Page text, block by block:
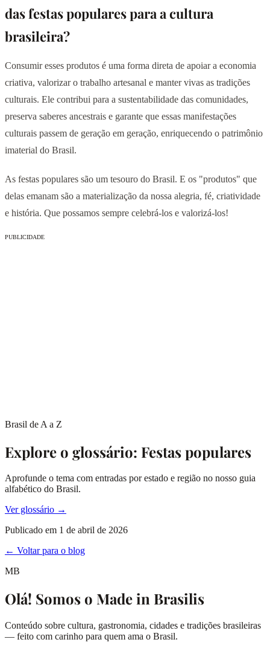
das festas populares para a cultura
brasileira?
Consumir esses produtos é uma forma direta de apoiar a economia
criativa, valorizar o trabalho artesanal e manter vivas as tradições
culturais. Ele contribui para a sustentabilidade das comunidades,
preserva saberes ancestrais e garante que essas manifestações
culturais passem de geração em geração, enriquecendo o patrimônio
imaterial do Brasil.
As festas populares são um tesouro do Brasil. E os "produtos" que
delas emanam são a materialização da nossa alegria, fé, criatividade
e história. Que possamos sempre celebrá-los e valorizá-los!
PUBLICIDADE
Brasil de A a Z
Explore o glossário: Festas populares
Aprofunde o tema com entradas por estado e região no nosso guia
alfabético do Brasil.
Ver glossário →
Publicado em 1 de abril de 2026
← Voltar para o blog
MB
Olá! Somos o Made in Brasilis
Conteúdo sobre cultura, gastronomia, cidades e tradições brasileiras
— feito com carinho para quem ama o Brasil.